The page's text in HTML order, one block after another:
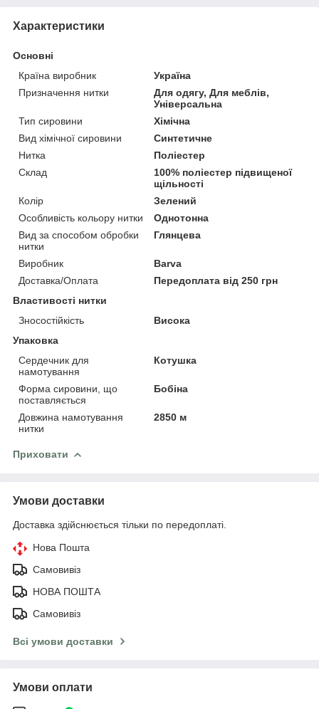
Характеристики
Основні
Країна виробник
Україна
Призначення нитки
Для одягу, Для меблів,
Універсальна
Тип сировини
Хімічна
Вид хімічної сировини
Синтетичне
Нитка
Поліестер
Склад
100% поліестер підвищеної
щільності
Колір
Зелений
Особливість кольору нитки
Однотонна
Вид за способом обробки
нитки
Глянцева
Виробник
Barva
Доставка/Оплата
Передоплата від 250 грн
Властивості нитки
Зносостійкість
Висока
Упаковка
Сердечник для
намотування
Котушка
Форма сировини, що
поставляється
Бобіна
Довжина намотування
нитки
2850 м
Приховати
Умови доставки
Доставка здійснюється тільки по передоплаті.
Нова Пошта
Самовивіз
НОВА ПОШТА
Самовивіз
Всі умови доставки
Умови оплати